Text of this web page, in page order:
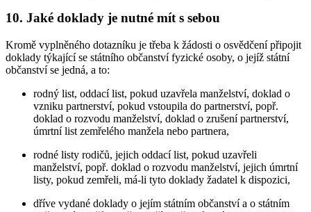
10. Jaké doklady je nutné mít s sebou
Kromě vyplněného dotazníku je třeba k žádosti o osvědčení připojit
doklady týkající se státního občanství fyzické osoby, o jejíž státní
občanství se jedná, a to:
rodný list, oddací list, pokud uzavřela manželství, doklad o
vzniku partnerství, pokud vstoupila do partnerství, popř.
doklad o rozvodu manželství, doklad o zrušení partnerství,
úmrtní list zemřelého manžela nebo partnera,
rodné listy rodičů, jejich oddací list, pokud uzavřeli
manželství, popř. doklad o rozvodu manželství, jejich úmrtní
listy, pokud zemřeli, má-li tyto doklady žadatel k dispozici,
dříve vydané doklady o jejím státním občanství a o státním